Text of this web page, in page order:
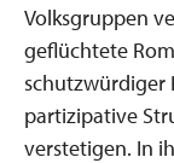
Volksgruppen
geflüchtete
schutzwürdiger
partizipative
verstetigen. In